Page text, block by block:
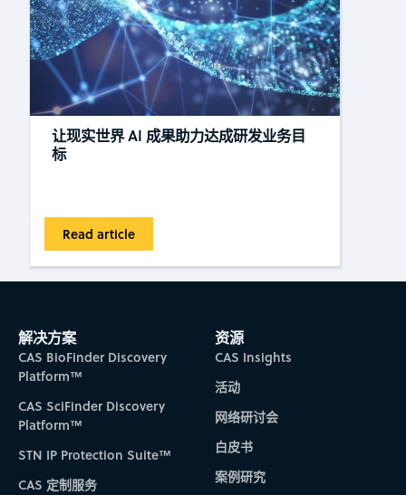
让现实世界 AI 成果助力达成研发业务目
标
Read article
解决方案
CAS BioFinder Discovery
Platform™
CAS SciFinder Discovery
Platform™
STN IP Protection Suite™
CAS 定制服务
资源
CAS Insights
活动
网络研讨会
白皮书
案例研究